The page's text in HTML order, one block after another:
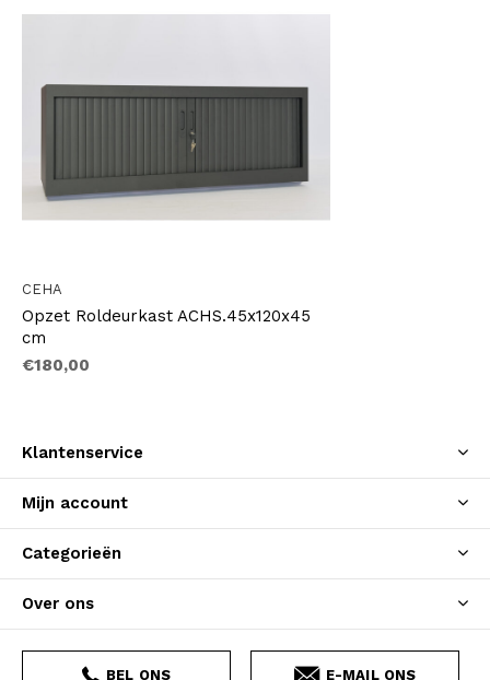
CEHA
Opzet Roldeurkast ACHS.45x120x45
cm
€180,00
Klantenservice
Mijn account
Categorieën
Over ons
BEL ONS E-MAIL ONS